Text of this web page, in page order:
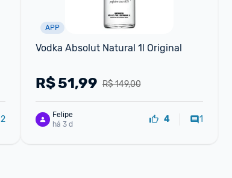
2
APP
Vodka Absolut Natural 1l Original
R$ 149,00
R$51,99
Felipe
há 3 d
4 1